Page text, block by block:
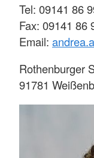
Tel: 09141 86
Fax: 09141 86
Email:
Rothenburger
91781